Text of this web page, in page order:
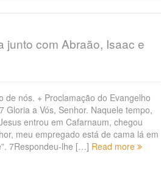
junto com Abraão, Isaac e
de nós. + Proclamação do Evangelho
Gloria a Vós, Senhor. Naquele tempo,
entrou em Cafarnaum, chegou
meu empregado está de cama lá em
7Respondeu-lhe […] Read more